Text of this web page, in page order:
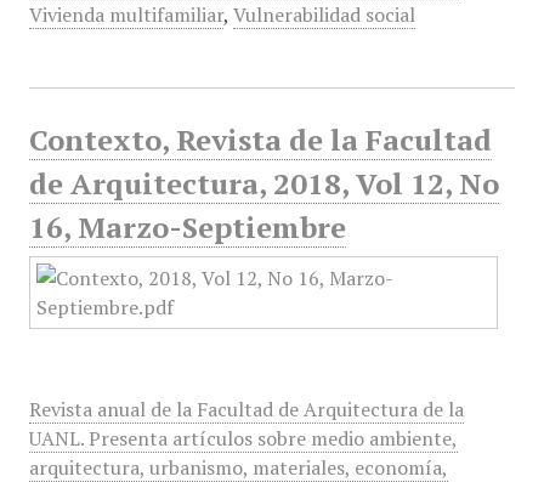
Vivienda multifamiliar, Vulnerabilidad social
Contexto, Revista de la Facultad
de Arquitectura, 2018, Vol 12, No
16, Marzo-Septiembre
Revista anual de la Facultad de Arquitectura de la
UANL. Presenta artículos sobre medio ambiente,
arquitectura, urbanismo, materiales, economía,